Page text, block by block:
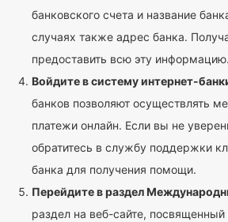
банковского счета и название
случаях также адрес банка.
предоставить всю эту информацию.
Войдите в систему интернет-
банков позволяют осуществлять
платежи онлайн. Если вы не
обратитесь в службу поддержки
банка для получения помощи.
Перейдите в раздел
раздел на веб-сайте,